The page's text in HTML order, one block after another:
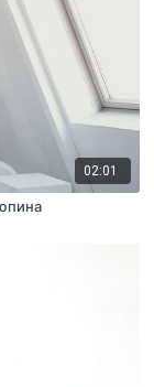
02:01